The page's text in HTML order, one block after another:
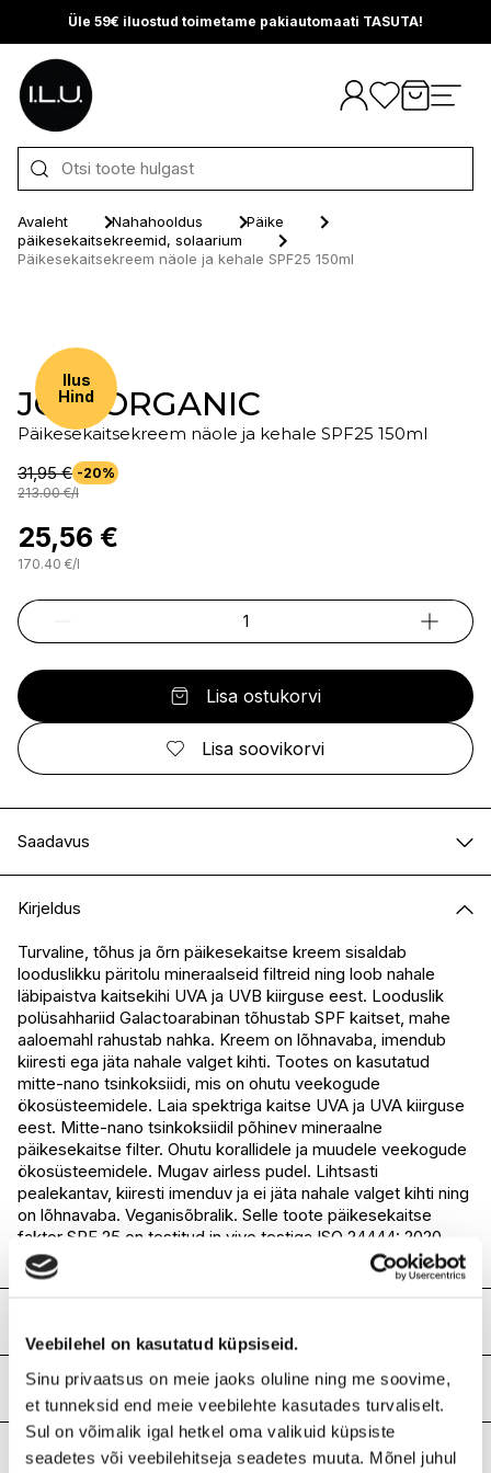
Veebilehel on kasutatud küpsiseid.
Sinu privaatsus on meie jaoks oluline ning me soovime,
et tunneksid end meie veebilehte kasutades turvaliselt.
Sul on võimalik igal hetkel oma valikuid küpsiste
seadetes või veebilehitseja seadetes muuta. Mõnel juhul
Üle 59€ iluostud toimetame pakiautomaati TASUTA!
Otse sisu juurde
Avaleht Nahahooldus
Päike
päikesekaitsekreemid, solaarium
Päikesekaitsekreem näole ja kehale SPF25 150ml
Ilus
Hind
JOIK ORGANIC
Päikesekaitsekreem näole ja kehale SPF25 150ml
31,95 € -20%
213.00 €/l
25,56 €
170.40 €/l
Lisa ostukorvi
Lisa soovikorvi
Saadavus
I.L.U. Kristiine
I.L.U. Ülemiste
Saadaval
I.L.U. Rocca
Saadaval
I.L.U. Lõunakeskus
Saadaval
I.L.U. Pärnu
Saadaval
Kirjeldus
Turvaline, tõhus ja õrn päikesekaitse kreem sisaldab
looduslikku päritolu mineraalseid filtreid ning loob nahale
läbipaistva kaitsekihi UVA ja UVB kiirguse eest. Looduslik
polüsahhariid Galactoarabinan tõhustab SPF kaitset, mahe
aaloemahl rahustab nahka. Kreem on lõhnavaba, imendub
kiiresti ega jäta nahale valget kihti. Tootes on kasutatud
mitte-nano tsinkoksiidi, mis on ohutu veekogude
ökosüsteemidele. Laia spektriga kaitse UVA ja UVA kiirguse
eest. Mitte-nano tsinkoksiidil põhinev mineraalne
päikesekaitse filter. Ohutu korallidele ja muudele veekogude
ökosüsteemidele. Mugav airless pudel. Lihtsasti
pealekantav, kiiresti imenduv ja ei jäta nahale valget kihti ning
on lõhnavaba. Veganisõbralik. Selle toote päikesekaitse
faktor SPF 25 on testitud in vivo testiga ISO 24444: 2020
standardi alusel.
Caprylic/Capric Triglyceride, Isoamyl Laurate, Glycerin**,
Galactoarabinan, Glyceryl Stearate Citrate, Sucrose
Stearate, Polyglyceryl-4 Cocoate, Polyhydroxystearic Acid,
Polyglyceryl-3 Polyricinoleate, Isostearic Acid, Lecithin,
Kasutus-ja hooldusjuhised
Kandke nahale enne päikese kätte minekut. Uuendage
kaitset iga paari tunni tagant ning peale ujumist ja rätikuga
Lisainfo